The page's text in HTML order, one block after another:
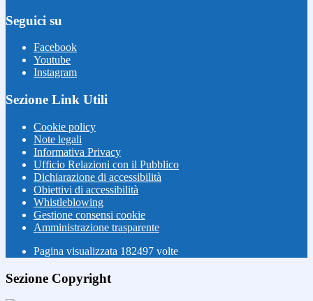
Seguici su
Facebook
Youtube
Instagram
Sezione Link Utili
Cookie policy
Note legali
Informativa Privacy
Ufficio Relazioni con il Pubblico
Dichiarazione di accessibilità
Obiettivi di accessibilità
Whistleblowing
Gestione consensi cookie
Amministrazione trasparente
Pagina visualizzata 182497 volte
Sezione Copyright